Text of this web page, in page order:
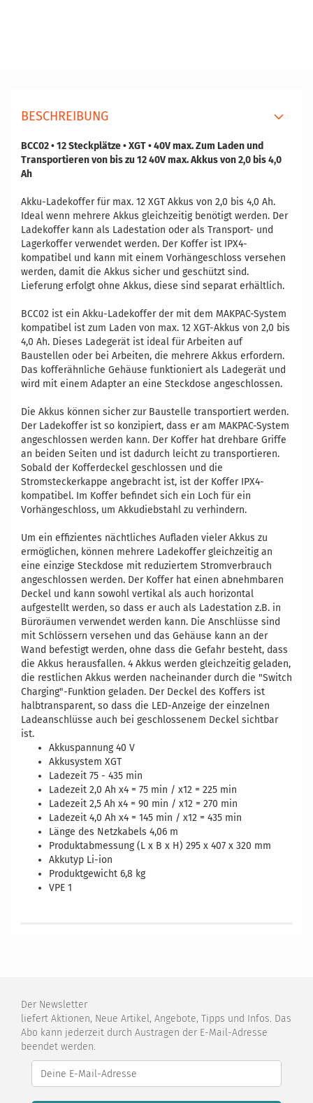
BESCHREIBUNG
BCC02 • 12 Steckplätze • XGT • 40V max. Zum Laden und
Transportieren von bis zu 12 40V max. Akkus von 2,0 bis 4,0
Ah
Akku-Ladekoffer für max. 12 XGT Akkus von 2,0 bis 4,0 Ah.
Ideal wenn mehrere Akkus gleichzeitig benötigt werden. Der
Ladekoffer kann als Ladestation oder als Transport- und
Lagerkoffer verwendet werden. Der Koffer ist IPX4-
kompatibel und kann mit einem Vorhängeschloss versehen
werden, damit die Akkus sicher und geschützt sind.
Lieferung erfolgt ohne Akkus, diese sind separat erhältlich.
BCC02 ist ein Akku-Ladekoffer der mit dem MAKPAC-System
kompatibel ist zum Laden von max. 12 XGT-Akkus von 2,0 bis
4,0 Ah. Dieses Ladegerät ist ideal für Arbeiten auf
Baustellen oder bei Arbeiten, die mehrere Akkus erfordern.
Das kofferähnliche Gehäuse funktioniert als Ladegerät und
wird mit einem Adapter an eine Steckdose angeschlossen.
Die Akkus können sicher zur Baustelle transportiert werden.
Der Ladekoffer ist so konzipiert, dass er am MAKPAC-System
angeschlossen werden kann. Der Koffer hat drehbare Griffe
an beiden Seiten und ist dadurch leicht zu transportieren.
Sobald der Kofferdeckel geschlossen und die
Stromsteckerkappe angebracht ist, ist der Koffer IPX4-
kompatibel. Im Koffer befindet sich ein Loch für ein
Vorhängeschloss, um Akkudiebstahl zu verhindern.
Um ein effizientes nächtliches Aufladen vieler Akkus zu
ermöglichen, können mehrere Ladekoffer gleichzeitig an
eine einzige Steckdose mit reduziertem Stromverbrauch
angeschlossen werden. Der Koffer hat einen abnehmbaren
Deckel und kann sowohl vertikal als auch horizontal
aufgestellt werden, so dass er auch als Ladestation z.B. in
Büroräumen verwendet werden kann. Die Anschlüsse sind
mit Schlössern versehen und das Gehäuse kann an der
Wand befestigt werden, ohne dass die Gefahr besteht, dass
die Akkus herausfallen. 4 Akkus werden gleichzeitig geladen,
die restlichen Akkus werden nacheinander durch die "Switch
Charging"-Funktion geladen. Der Deckel des Koffers ist
halbtransparent, so dass die LED-Anzeige der einzelnen
Ladeanschlüsse auch bei geschlossenem Deckel sichtbar
ist.
Akkuspannung 40 V
Akkusystem XGT
Ladezeit 75 - 435 min
Ladezeit 2,0 Ah x4 = 75 min / x12 = 225 min
Ladezeit 2,5 Ah x4 = 90 min / x12 = 270 min
Ladezeit 4,0 Ah x4 = 145 min / x12 = 435 min
Länge des Netzkabels 4,06 m
Produktabmessung (L x B x H) 295 x 407 x 320 mm
Akkutyp Li-ion
Produktgewicht 6,8 kg
VPE 1
Der Newsletter
liefert Aktionen, Neue Artikel, Angebote, Tipps und Infos. Das
Abo kann jederzeit durch Austragen der E-Mail-Adresse
beendet werden.